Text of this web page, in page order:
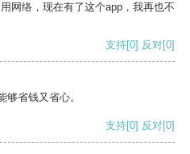
网络，现在有了这个app，我再也不
支持[0] 反对[0]
省钱又省心。
支持[0] 反对[0]